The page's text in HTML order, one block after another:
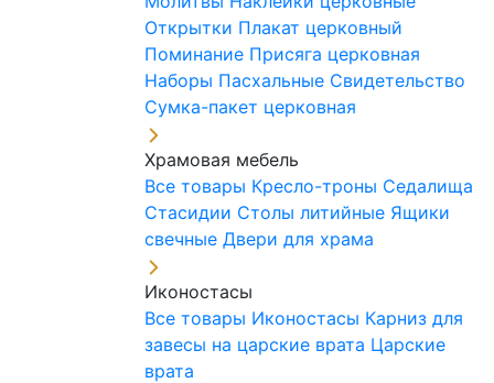
Открытки Плакат церковный
Поминание Присяга церковная
Наборы Пасхальные Свидетельство
Сумка-пакет церковная
Храмовая мебель
Все товары Кресло-троны Седалища
Стасидии Столы литийные Ящики
свечные Двери для храма
Иконостасы
Все товары Иконостасы Карниз для
завесы на царские врата Царские
врата